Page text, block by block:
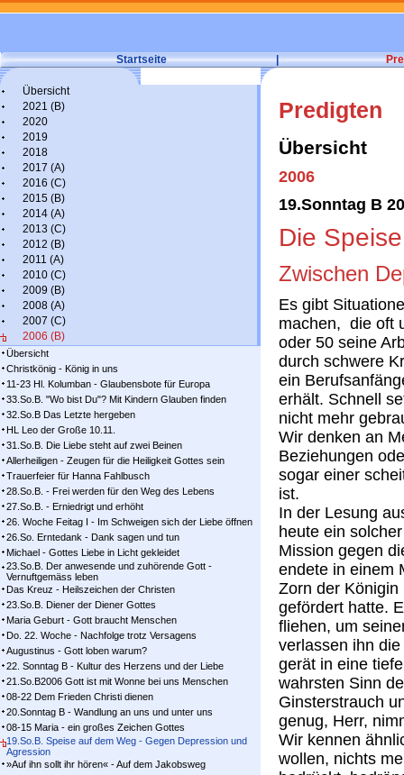
Startseite |
Übersicht
2021 (B)
2020
2019
2018
2017 (A)
2016 (C)
2015 (B)
2014 (A)
2013 (C)
2012 (B)
2011 (A)
2010 (C)
2009 (B)
2008 (A)
2007 (C)
2006 (B)
Übersicht
Christkönig - König in uns
11-23 Hl. Kolumban - Glaubensbote für Europa
33.So.B. "Wo bist Du"? Mit Kindern Glauben finden
32.So.B Das Letzte hergeben
HL Leo der Große 10.11.
31.So.B. Die Liebe steht auf zwei Beinen
Allerheiligen - Zeugen für die Heiligkeit Gottes sein
Trauerfeier für Hanna Fahlbusch
28.So.B. - Frei werden für den Weg des Lebens
27.So.B. - Erniedrigt und erhöht
26. Woche Feitag I - Im Schweigen sich der Liebe öffnen
26.So. Erntedank - Dank sagen und tun
Michael - Gottes Liebe in Licht gekleidet
23.So.B. Der anwesende und zuhörende Gott -
Vernuftgemäss leben
Das Kreuz - Heilszeichen der Christen
23.So.B. Diener der Diener Gottes
Maria Geburt - Gott braucht Menschen
Do. 22. Woche - Nachfolge trotz Versagens
Augustinus - Gott loben warum?
22. Sonntag B - Kultur des Herzens und der Liebe
21.So.B2006 Gott ist mit Wonne bei uns Menschen
08-22 Dem Frieden Christi dienen
20.Sonntag B - Wandlung an uns und unter uns
08-15 Maria - ein großes Zeichen Gottes
19.So.B. Speise auf dem Weg - Gegen Depression und
Agression
»Auf ihn sollt ihr hören« - Auf dem Jakobsweg
Predigten
Übersicht
2006
19.Sonntag B
Die
Zwischen
Es gibt
machen, die oft
oder 50 seine
durch schwere
ein
erhält. Schnell
nicht mehr
Wir denken an
Beziehungen
sogar einer
ist.
In der Lesung
heute ein
Mission gegen
endete in einem
Zorn der
gefördert hatte.
fliehen, um
verlassen ihn
gerät in eine
wahrsten Sinn
Ginsterstrauch
genug, Herr,
Wir kennen
wollen, nichts